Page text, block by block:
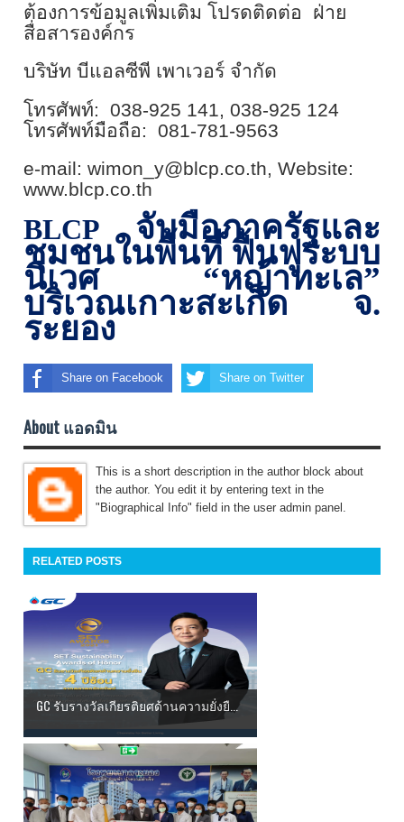
ต้องการข้อมูลเพิ่มเติม โปรดติดต่อ ฝ่าย
สื่อสารองค์กร
บริษัท บีแอลซีพี เพาเวอร์ จำกัด
โทรศัพท์: 038-925 141, 038-925 124
โทรศัพท์มือถือ: 081-781-9563
e-mail: wimon_y@blcp.co.th, Website:
www.blcp.co.th
BLCPจับมือภาครัฐและ
ชุมชนในพื้นที่ ฟื้นฟูระบบ
นิเวศ “หญ้าทะเล”
บริเวณเกาะสะเก็ด จ.
ระยอง
Share on Facebook Share on Twitter
About แอดมิน
This is a short description in the author block about
the author. You edit it by entering text in the
"Biographical Info" field in the user admin panel.
RELATED POSTS
GC รับรางวัลเกียรติยศด้านความยั่งยื...